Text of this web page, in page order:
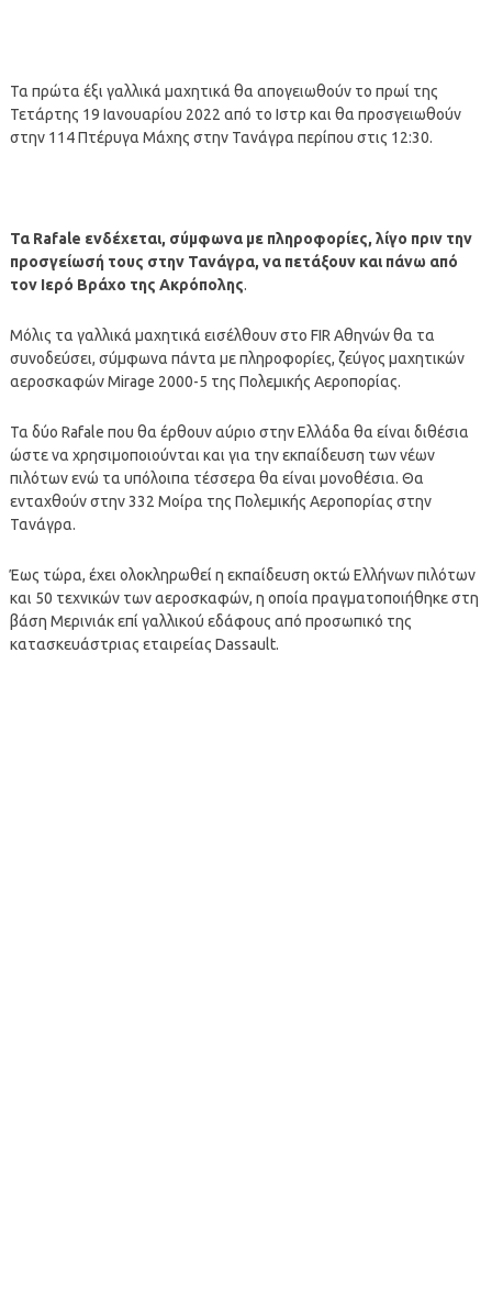
Τα πρώτα έξι γαλλικά μαχητικά θα απογειωθούν το πρωί της
Τετάρτης 19 Ιανουαρίου 2022 από το Ιστρ και θα προσγειωθούν
στην 114 Πτέρυγα Μάχης στην Τανάγρα περίπου στις 12:30.
Τα Rafale ενδέχεται, σύμφωνα με πληροφορίες, λίγο πριν την
προσγείωσή τους στην Τανάγρα, να πετάξουν και πάνω από
τον Ιερό Βράχο της Ακρόπολης.
Μόλις τα γαλλικά μαχητικά εισέλθουν στο FIR Αθηνών θα τα
συνοδεύσει, σύμφωνα πάντα με πληροφορίες, ζεύγος μαχητικών
αεροσκαφών Mirage 2000-5 της Πολεμικής Αεροπορίας.
Τα δύο Rafale που θα έρθουν αύριο στην Ελλάδα θα είναι διθέσια
ώστε να χρησιμοποιούνται και για την εκπαίδευση των νέων
πιλότων ενώ τα υπόλοιπα τέσσερα θα είναι μονοθέσια. Θα
ενταχθούν στην 332 Μοίρα της Πολεμικής Αεροπορίας στην
Τανάγρα.
Έως τώρα, έχει ολοκληρωθεί η εκπαίδευση οκτώ Ελλήνων πιλότων
και 50 τεχνικών των αεροσκαφών, η οποία πραγματοποιήθηκε στη
βάση Μερινιάκ επί γαλλικού εδάφους από προσωπικό της
κατασκευάστριας εταιρείας Dassault.